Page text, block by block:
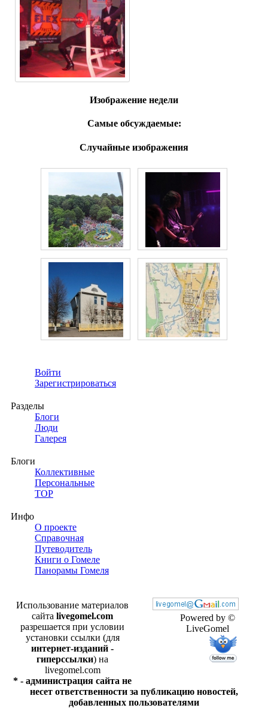
Изображение недели
Самые обсуждаемые:
Случайные изображения
Войти
Зарегистрироваться
Разделы
Блоги
Люди
Галерея
Блоги
Коллективные
Персональные
TOP
Инфо
О проекте
Справочная
Путеводитель
Книги о Гомеле
Панорамы Гомеля
Powered by ©
LiveGomel
Использование материалов
сайта livegomel.com
разрешается при условии
установки ссылки (для
интернет-изданий -
гиперссылки) на
livegomel.com
* - администрация сайта не
несет ответственности за публикацию новостей,
добавленных пользователями